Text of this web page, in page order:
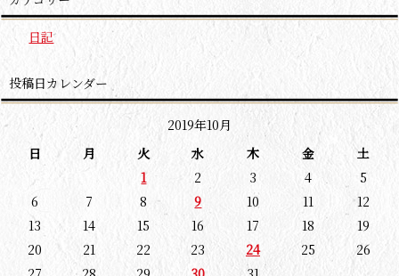
日記
投稿日カレンダー
2019年10月
日
月 火 水 木 金
土
1
2 3 4
5
6
7 8 9 10 11
12
13
14 15 16 17 18
19
20
21 22 23 24 25
26